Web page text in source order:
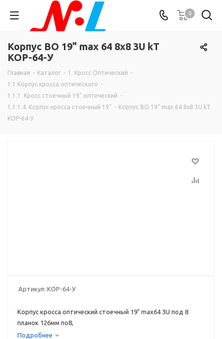
0
Корпус ВО 19" max 64 8х8 3U kT
КОР-64-У
Главная - Каталог - 1. Кросс Оптический -
1.1 Корпус кросса оптического -
1.1.1. Кросс стоечный 19" оптический -
1.1.1.4. Корпус кросса стоечный 19" - Корпус ВО 19" max 64 8х8 3U kT
КОР-64-У
Артикул: КОР-64-У
Корпус кросса оптический стоечный 19" max64 3U под 8
планок 126мм по8,
Подробнее